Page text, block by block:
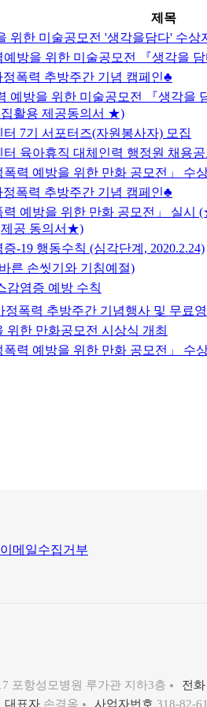
제목
위한 미술공모전 '생각을담다' 수상
예방을 위한 미술공모전 『생각을
폭력 추방주간 기념 캠페인♣
예방을 위한 미술공모전 『생각
활용 제공동의서 ★)
7기 서포터즈(자원봉사자) 모집
육아휴직 대체인력 행정원 채용
력 예방을 위한 만화 공모전」 수
폭력 추방주간 기념 캠페인♣
력 예방을 위한 만화 공모전」 실
제공 동의서★)
-19 행동수칙 (심각단계, 2020.2.24)
른 손씻기와 기침예절)
감염증 예방 수칙
폭력 추방주간 기념행사 및 무료
위한 만화공모전 시상식 개최
력 예방을 위한 만화 공모전」 수
이메일수집거부
포항성모병원 루가관 지하3층 전화
대표자 손경옥 사업자번호 318-82-